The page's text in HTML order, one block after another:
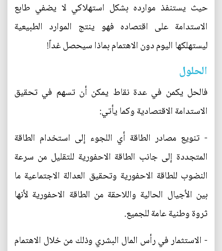
حيث يستنفذ موارده بشكل استهلاكي لا يضفي طابع
الاستدامة على اقتصاده فهو ينتج الموارد الطبيعية
ليستهلكها اليوم دون الاهتمام بماذا سيحصل غداً!
الحلول
فالحل يكمن في عدة نقاط يمكن أن تسهم في تحقيق
الاستدامة الاقتصادية وكما يأتي:
- تنويع مصادر الطاقة أي اللجوء إلى استخدام الطاقة
المتجددة إلى جانب الطاقة الاحفورية للتقليل من سرعة
النضوب للطاقة الاحفورية وتحقيق العدالة الاجتماعية ما
بين الأجيال الحالية واللاحقة من الطاقة الاحفورية لأنها
ثروة وطنية عامة للجميع.
- الاستثمار في رأس المال البشري وذلك من خلال الاهتمام